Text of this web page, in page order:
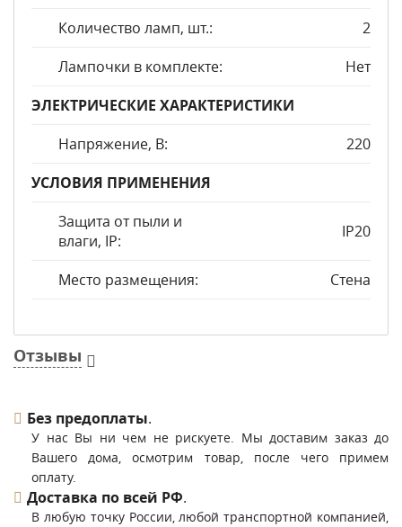
Количество ламп, шт.:
2
Лампочки в комплекте:
Нет
ЭЛЕКТРИЧЕСКИЕ ХАРАКТЕРИСТИКИ
Напряжение, В:
220
УСЛОВИЯ ПРИМЕНЕНИЯ
Защита от пыли и
влаги, IP:
IP20
Место размещения: Стена
Отзывы
Без предоплаты.
У нас Вы ни чем не рискуете. Мы доставим заказ до
Вашего дома, осмотрим товар, после чего примем
оплату.
Доставка по всей РФ.
В любую точку России, любой транспортной компанией,